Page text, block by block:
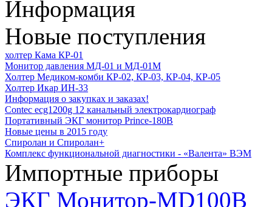
Информация
Новые поступления
холтер Кама КР-01
Монитор давления МД-01 и МД-01М
Холтер Медиком-комби КР-02, КР-03, КР-04, КР-05
Холтер Икар ИН-33
Информация о закупках и заказах!
Contec ecg1200g 12 канальный электрокардиограф
Портативный ЭКГ монитор Prince-180B
Новые цены в 2015 году
Спиролан и Спиролан+
Комплекс функциональной диагностики - «Валента» ВЭМ
Импортные приборы
ЭКГ Монитор-MD100B